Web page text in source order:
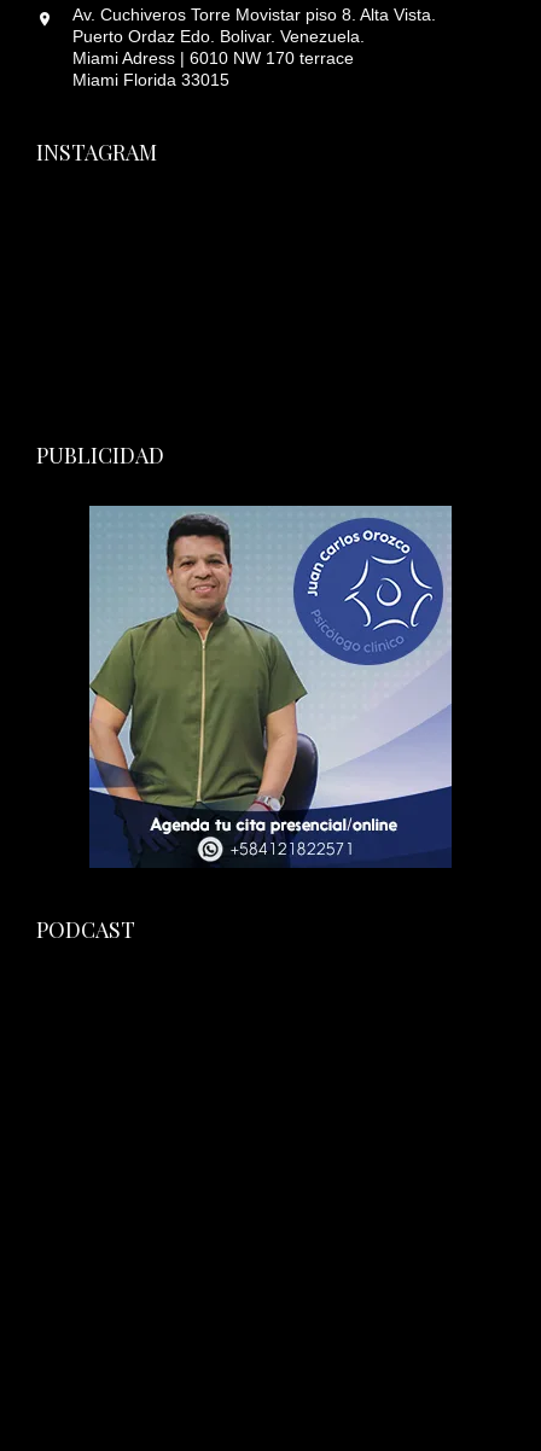
Av. Cuchiveros Torre Movistar piso 8. Alta Vista.
Puerto Ordaz Edo. Bolivar. Venezuela.
Miami Adress | 6010 NW 170 terrace
Miami Florida 33015
INSTAGRAM
PUBLICIDAD
PODCAST